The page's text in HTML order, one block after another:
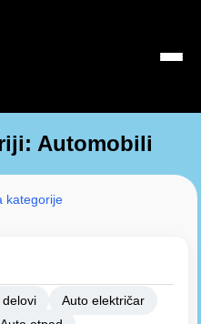
Automobili
kategorije
delovi
Auto električar